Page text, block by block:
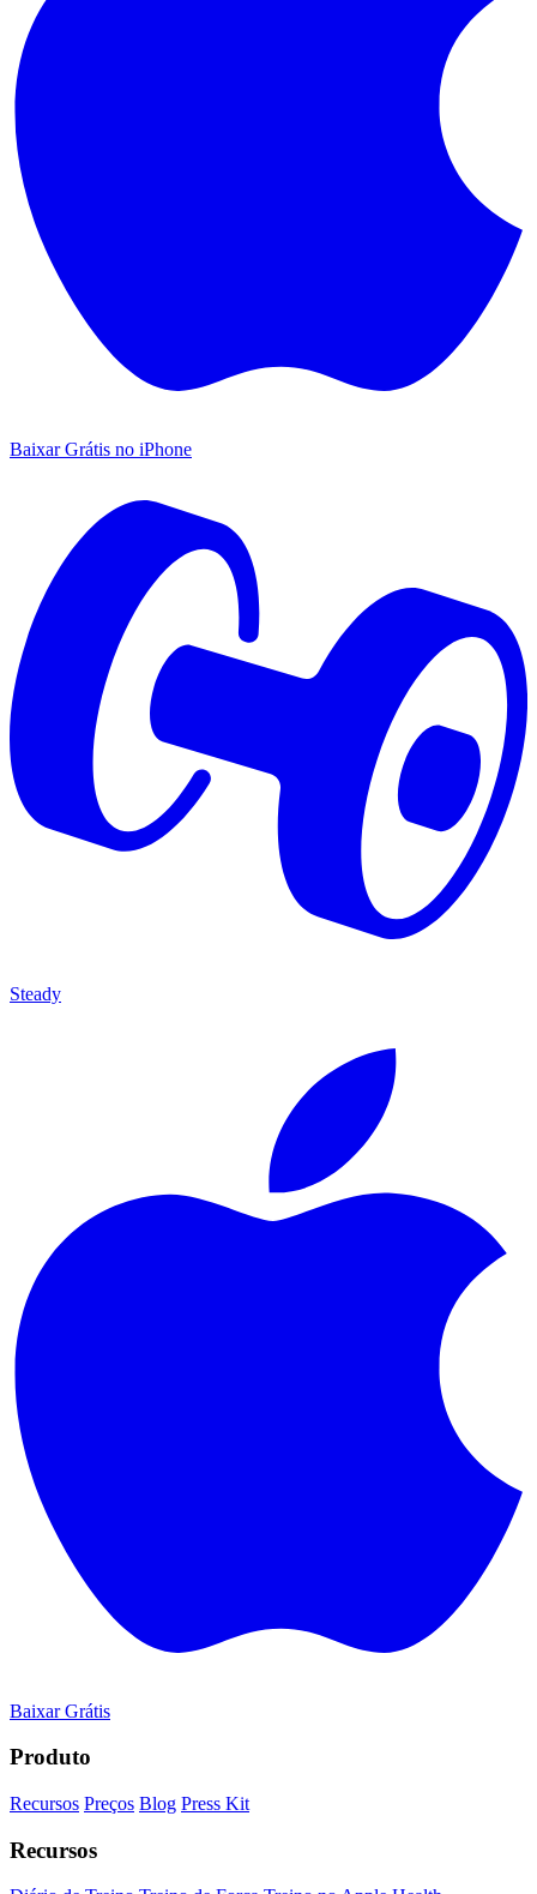
Baixar Grátis no iPhone
Steady
Baixar Grátis
Produto
Recursos Preços Blog Press Kit
Recursos